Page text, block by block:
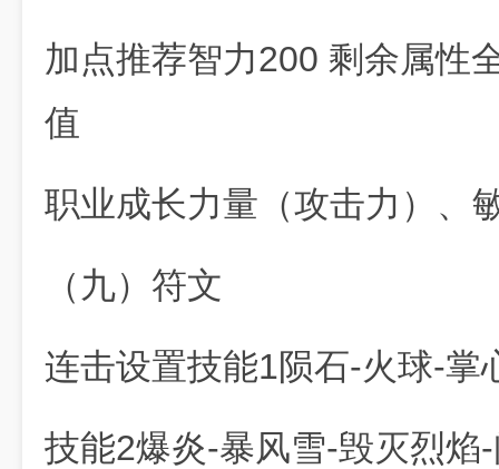
加点推荐智力200 剩余属性
值
职业成长力量（攻击力）、
（九）符文
连击设置技能1陨石-火球-掌
技能2爆炎-暴风雪-毁灭烈焰